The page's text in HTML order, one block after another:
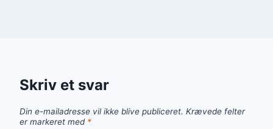
Skriv et svar
Din e-mailadresse vil ikke blive publiceret. Krævede felter
er markeret med *